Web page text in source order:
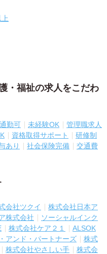
・福祉の求人をこだわ
勤可 未経験OK
管理職求人
資格取得サポート
研修制
あり 社会保険完備
交通費
会社ツクイ
株式会社日本ア
株式会社
ソーシャルインク
株式会社ケア２１
ALSOK
アンド・パートナーズ
株式
株式会社やさしい手
株式会